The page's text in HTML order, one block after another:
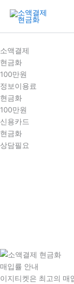
건
너
뛰
기
소액결제
현금화
100만원
정보이용료
현금화
100만원
신용카드
현금화
상담필요
매입률 안내
이지티켓은 최고의 매